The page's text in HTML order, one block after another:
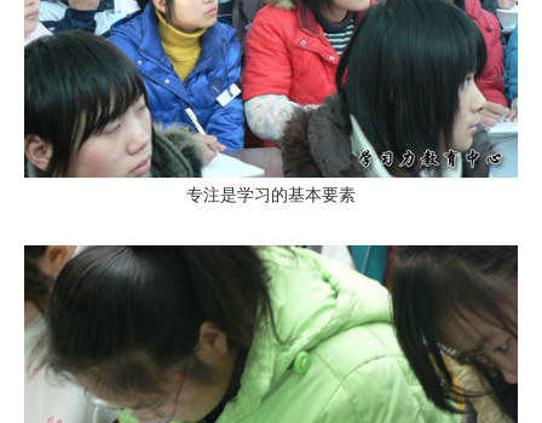
专注是学习的基本要素